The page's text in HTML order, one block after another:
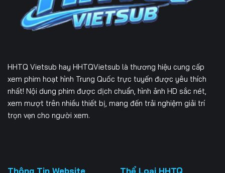
HHTQ Vietsub hay HHTQVietsub là thương hiệu cung cấp
xem phim hoạt hình Trung Quốc trực tuyến được yêu thích
nhất! Nội dung phim được dịch chuẩn, hình ảnh HD sắc nét,
xem mượt trên nhiều thiết bị, mang đến trải nghiệm giải trí
trọn vẹn cho người xem.
Thông Tin Website Thể Loại HHTQ